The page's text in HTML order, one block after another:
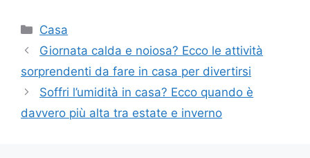
Categorie
Casa
Giornata calda e noiosa? Ecco le attività
sorprendenti da fare in casa per divertirsi
Soffri l’umidità in casa? Ecco quando è
davvero più alta tra estate e inverno